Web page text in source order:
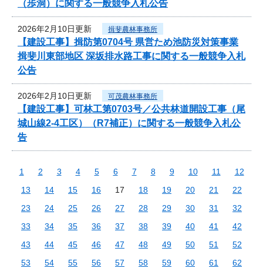
（歩洞）に関する一般競争入札公告
2026年2月10日更新 揖斐農林事務所
【建設工事】揖防第0704号 県営ため池防災対策事業
揖斐川東部地区 深坂排水路工事に関する一般競争入札
公告
2026年2月10日更新 可茂農林事務所
【建設工事】可林工第0703号／公共林道開設工事（尾
城山線2-4工区）（R7補正）に関する一般競争入札公
告
1 2 3 4 5 6 7 8 9 10 11
12
13
14 15 16 17 18 19 20 21
22
23
24 25 26 27 28 29 30 31
32
33
34 35 36 37 38 39 40 41
42
43
44 45 46 47 48 49 50 51
52
53
54 55 56 57 58 59 60 61
62